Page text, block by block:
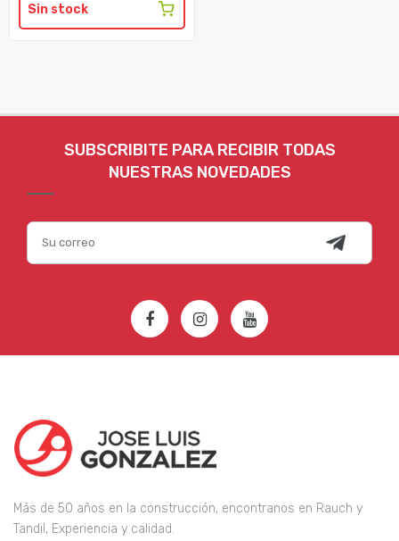
Sin stock
SUBSCRIBITE PARA RECIBIR TODAS
NUESTRAS NOVEDADES
Más de 50 años en la construcción, encontranos en Rauch y
Tandil, Experiencia y calidad.